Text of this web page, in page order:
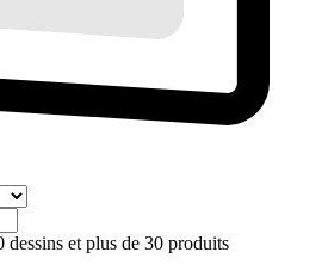
et plus de 30 produits